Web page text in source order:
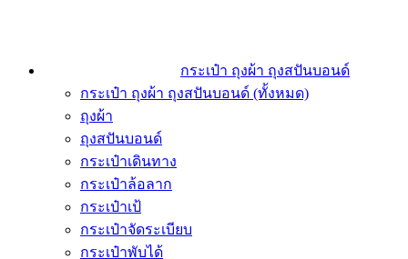
กระเป๋า ถุงผ้า ถุงสปันบอนด์
กระเป๋า ถุงผ้า ถุงสปันบอนด์ (ทั้งหมด)
ถุงผ้า
ถุงสปันบอนด์
กระเป๋าเดินทาง
กระเป๋าล้อลาก
กระเป๋าเป้
กระเป๋าจัดระเบียบ
กระเป๋าพับได้